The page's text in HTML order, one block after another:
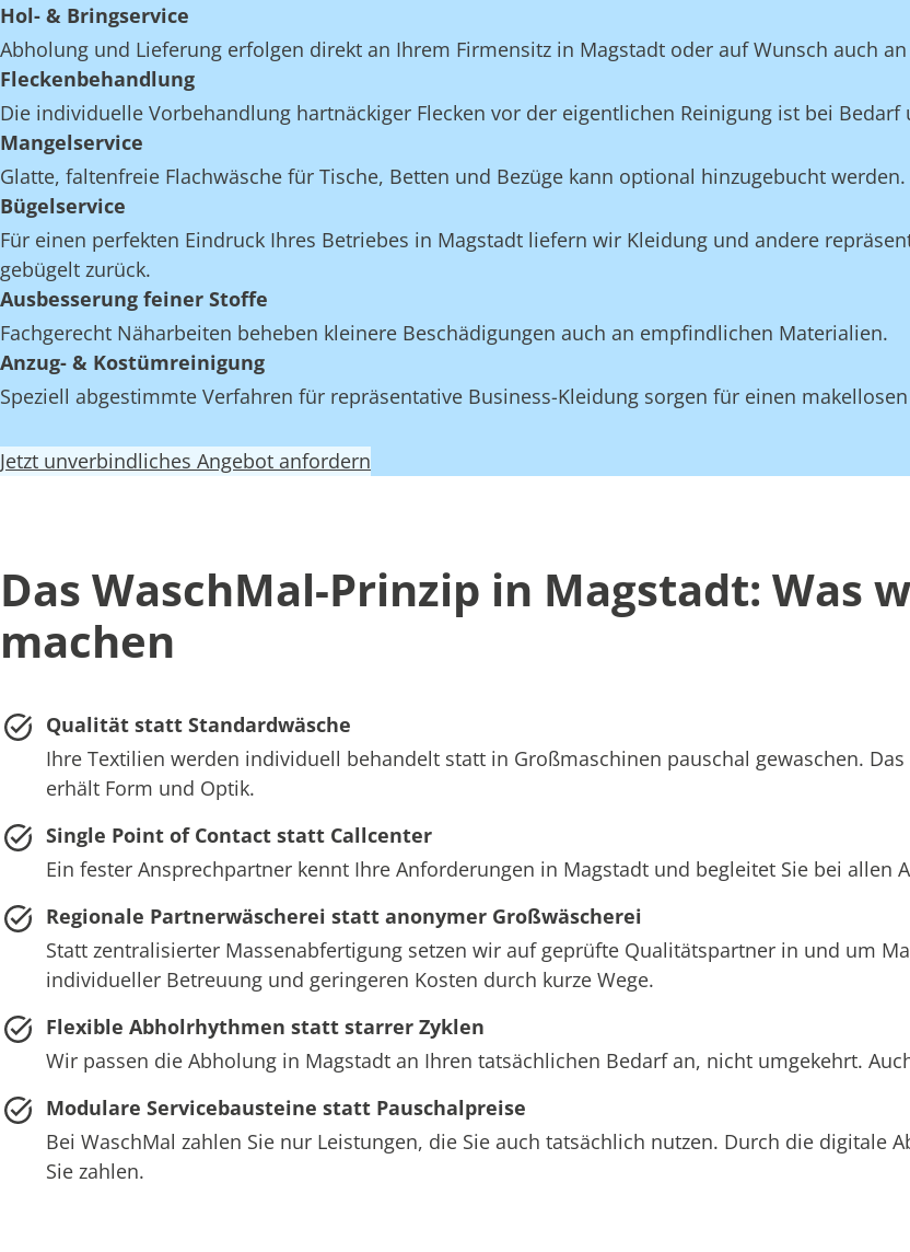
Hol- & Bringservice
Abholung und Lieferung erfolgen direkt an Ihrem Firmensitz in Magstadt oder auf Wunsch auch
Fleckenbehandlung
Die individuelle Vorbehandlung hartnäckiger Flecken vor der eigentlichen Reinigung ist bei
Mangelservice
Glatte, faltenfreie Flachwäsche für Tische, Betten und Bezüge kann optional hinzugebucht werden.
Bügelservice
Für einen perfekten Eindruck Ihres Betriebes in Magstadt liefern wir Kleidung und andere
gebügelt zurück.
Ausbesserung feiner Stoffe
Fachgerecht Näharbeiten beheben kleinere Beschädigungen auch an empfindlichen Materialien.
Anzug- & Kostümreinigung
Speziell abgestimmte Verfahren für repräsentative Business-Kleidung sorgen für einen
Jetzt unverbindliches Angebot anfordern
Das WaschMal-Prinzip in Magstadt: Was
machen
Qualität statt Standardwäsche
Ihre Textilien werden individuell behandelt statt in Großmaschinen pauschal gewaschen.
erhält Form und Optik.
Single Point of Contact statt Callcenter
Ein fester Ansprechpartner kennt Ihre Anforderungen in Magstadt und begleitet Sie bei allen
Regionale Partnerwäscherei statt anonymer Großwäscherei
Statt zentralisierter Massenabfertigung setzen wir auf geprüfte Qualitätspartner in und um
individueller Betreuung und geringeren Kosten durch kurze Wege.
Flexible Abholrhythmen statt starrer Zyklen
Wir passen die Abholung in Magstadt an Ihren tatsächlichen Bedarf an, nicht umgekehrt.
Modulare Servicebausteine statt Pauschalpreise
Bei WaschMal zahlen Sie nur Leistungen, die Sie auch tatsächlich nutzen. Durch die digitale
Sie zahlen.